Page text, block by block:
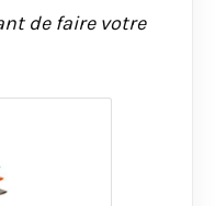
de faire votre